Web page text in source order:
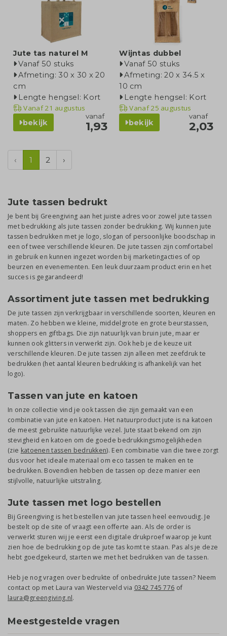
Jute tas naturel M
Vanaf 50 stuks
Afmeting: 30 x 30 x 20
cm
Lengte hengsel: Kort
Vanaf21 augustus
bekijk
vanaf
1,93
Wijntas dubbel
Vanaf 50 stuks
Afmeting: 20 x 34.5 x
10 cm
Lengte hengsel: Kort
Vanaf25 augustus
bekijk
vanaf
2,03
‹ 1 2 ›
Jute tassen bedrukt
Je bent bij Greengiving aan het juiste adres voor zowel jute tassen
met bedrukking als jute tassen zonder bedrukking. Wij kunnen jute
tassen bedrukken met je logo, slogan of persoonlijke boodschap in
een of twee verschillende kleuren. De jute tassen zijn comfortabel
in gebruik en kunnen ingezet worden bij marketingacties of op
beurzen en evenementen. Een leuk duurzaam product erin en het
succes is gegarandeerd!
Assortiment jute tassen met bedrukking
De jute tassen zijn verkrijgbaar in verschillende soorten, kleuren en
maten. Zo hebben we kleine, middelgrote en grote beurstassen,
shoppers en giftbags. Die zijn natuurlijk van bruin jute, maar er
kunnen ook glitters in verwerkt zijn. Ook heb je de keuze uit
verschillende kleuren. De jute tassen zijn alleen met zeefdruk te
bedrukken (het aantal kleuren bedrukking is afhankelijk van het
logo).
Tassen van jute en katoen
In onze collectie vind je ook tassen die zijn gemaakt van een
combinatie van jute en katoen. Het natuurproduct jute is na katoen
de meest gebruikte natuurlijke vezel. Jute staat bekend om zijn
stevigheid en katoen om de goede bedrukkingsmogelijkheden
(zie katoenen tassen bedrukken). Een combinatie van die twee zorgt
dus voor het ideale materiaal om eco tassen te maken en te
bedrukken. Bovendien hebben de tassen op deze manier een
stijlvolle, natuurlijke uitstraling.
Jute tassen met logo bestellen
Bij Greengiving is het bestellen van jute tassen heel eenvoudig. Je
bestelt op de site of vraagt een offerte aan. Als de order is
verwerkt sturen wij je eerst een digitale drukproef waarop je kunt
zien hoe de bedrukking op de jute tas komt te staan. Pas als je deze
hebt goedgekeurd, starten we met het bedrukken van de tassen.
Heb je nog vragen over bedrukte of onbedrukte Jute tassen? Neem
contact op met Laura van Westerveld via 0342 745 776 of
laura@greengiving.nl.
Meestgestelde vragen